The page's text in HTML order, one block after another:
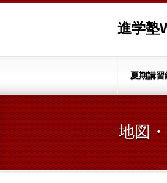
進学塾
夏期講習
地図